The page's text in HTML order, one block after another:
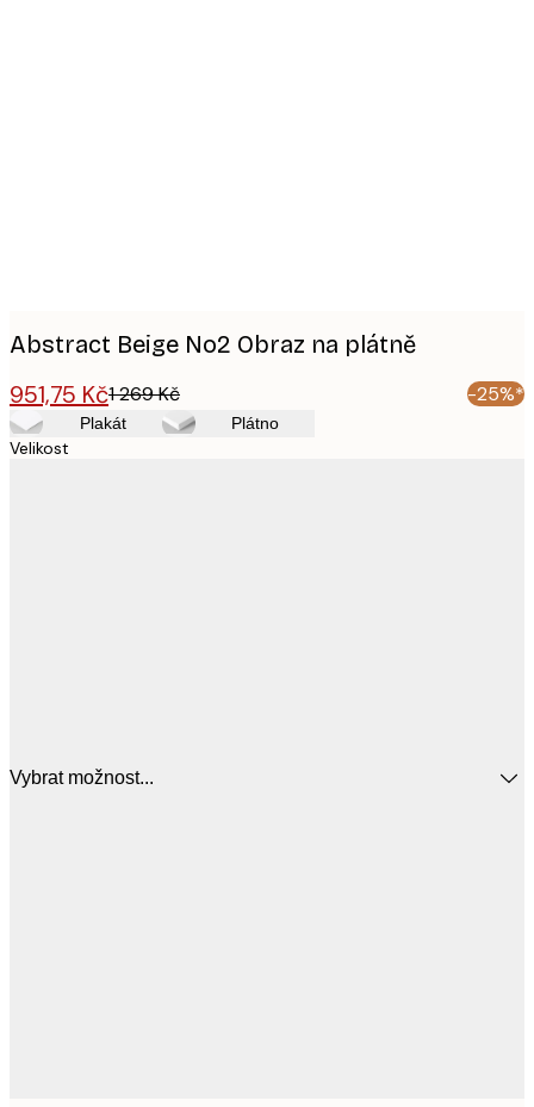
Abstract Beige No2 Obraz na plátně
951,75 Kč1 269 Kč -25%*
Plakát Plátno
Velikost
Vybrat možnost...